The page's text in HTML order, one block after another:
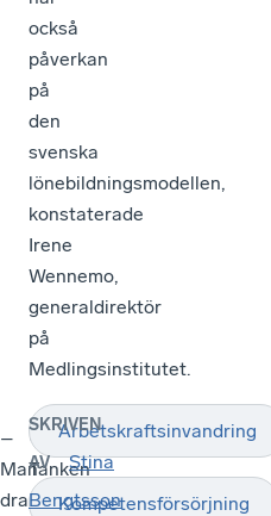
också
påverkan
på
den
svenska
lönebildningsmodellen,
konstaterade
Irene
Wennemo,
generaldirektör
på
Medlingsinstitutet.
–
Man
drar
–
Tanken
är
Arbetskraftsinvandring
Kompetensförsörjning
SKRIVEN
AV
Stina
Bengtsson